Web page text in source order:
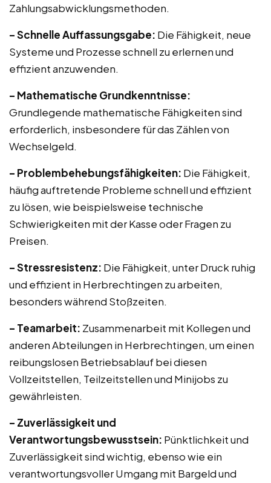
Zahlungsabwicklungsmethoden.
– Schnelle Auffassungsgabe: Die Fähigkeit, neue
Systeme und Prozesse schnell zu erlernen und
effizient anzuwenden.
– Mathematische Grundkenntnisse:
Grundlegende mathematische Fähigkeiten sind
erforderlich, insbesondere für das Zählen von
Wechselgeld.
– Problembehebungsfähigkeiten: Die Fähigkeit,
häufig auftretende Probleme schnell und effizient
zu lösen, wie beispielsweise technische
Schwierigkeiten mit der Kasse oder Fragen zu
Preisen.
– Stressresistenz: Die Fähigkeit, unter Druck ruhig
und effizient in Herbrechtingen zu arbeiten,
besonders während Stoßzeiten.
– Teamarbeit: Zusammenarbeit mit Kollegen und
anderen Abteilungen in Herbrechtingen, um einen
reibungslosen Betriebsablauf bei diesen
Vollzeitstellen, Teilzeitstellen und Minijobs zu
gewährleisten.
– Zuverlässigkeit und
Verantwortungsbewusstsein: Pünktlichkeit und
Zuverlässigkeit sind wichtig, ebenso wie ein
verantwortungsvoller Umgang mit Bargeld und